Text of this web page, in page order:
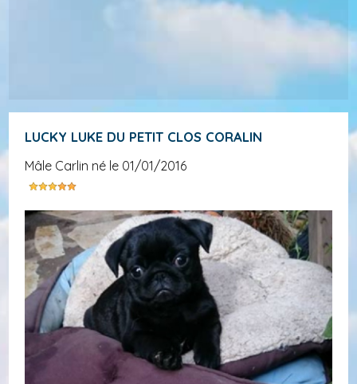
LUCKY LUKE DU PETIT CLOS CORALIN
mâle Carlin né le 01/01/2016